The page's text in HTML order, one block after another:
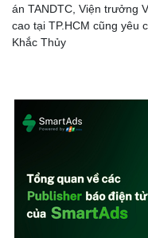
án TANDTC, Viện trưởng
cao tại TP.HCM cũng yêu
Khắc Thủy